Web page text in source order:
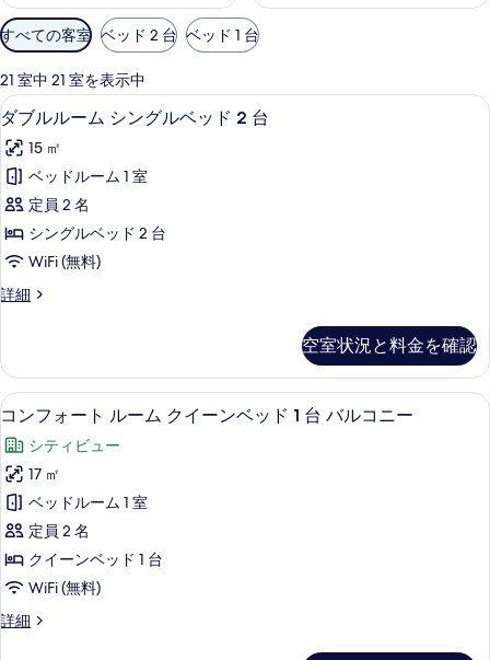
利
用
可
能
な
客
室
の
り
込
み
すべての客室 ベッド 2 台 ベッド 1 台
21 室中 21 室を表示中
ダ
ブ
ル
ル
ー
ム
ン
ル
ベ
ッ
ド
2
台
の
す
べ
て
ダブルルーム シングルベッド 2 台 |
4
ダブルルーム シングルベッド 2 台
15 ㎡
ベッドルーム 1 室
定員 2 名
シングルベッド 2 台
WiFi (無料)
詳細
ダ
ー
ム
シ
グ
ル
ベ
ッ
ド
2
台
の
詳
細
空室状況と料金を確認
コ
ン
フ
ォ
ー
ト
ル
ム
コンフォート ルーム クイーンベッド
6
コンフォート ルーム クイーンベッド 1 台 バルコニー
シティビュー
17 ㎡
ベッドルーム 1 室
定員 2 名
クイーンベッド 1 台
WiFi (無料)
詳細
コ